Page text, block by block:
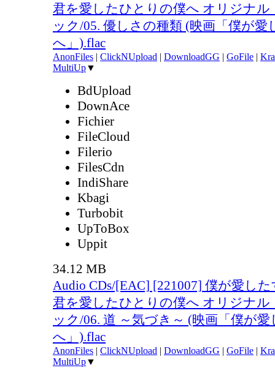
君を愛したひとりの僕へ オリジナ
ック/05. 優しさの種類 (映画「僕が愛
へ」).flac
AnonFiles | ClickNUpload | DownloadGG | GoFile |
MultiUp▼
BdUpload
DownAce
Fichier
FileCloud
Filerio
FilesCdn
IndiShare
Kbagi
Turbobit
UpToBox
Uppit
34.12 MB
Audio CDs/[EAC] [221007] 僕が愛し
君を愛したひとりの僕へ オリジナ
ック/06. 道 ～気づき～ (映画「僕が
へ」).flac
AnonFiles | ClickNUpload | DownloadGG | GoFile |
MultiUp▼